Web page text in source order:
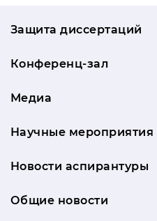
Защита диссертаций
Конференц-зал
Медиа
Научные мероприятия
Новости аспирантуры
Общие новости